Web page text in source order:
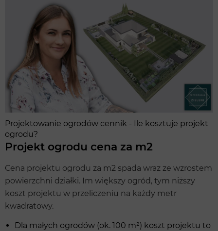
Projektowanie ogrodów cennik - Ile kosztuje projekt
ogrodu?
Projekt ogrodu cena za m2
Cena projektu ogrodu za m2 spada wraz ze wzrostem
powierzchni działki. Im większy ogród, tym niższy
koszt projektu w przeliczeniu na każdy metr
kwadratowy.
Dla małych ogrodów (ok. 100 m²) koszt projektu to